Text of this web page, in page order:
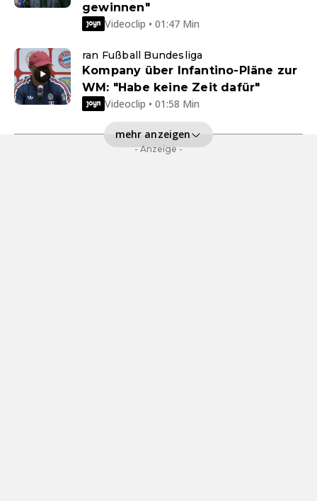
gewinnen"
Videoclip • 01:47 Min
ran Fußball Bundesliga
Kompany über Infantino-Pläne zur
WM: "Habe keine Zeit dafür"
Videoclip • 01:58 Min
mehr anzeigen
- Anzeige -